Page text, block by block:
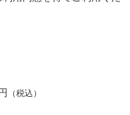
（税込）